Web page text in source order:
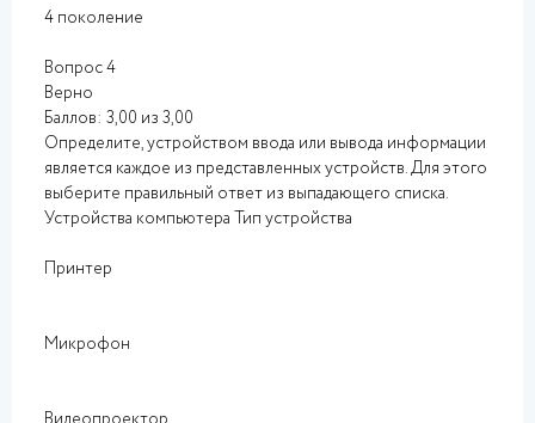
4 поколение
Вопрос 4
Верно
Баллов: 3,00 из 3,00
Определите, устройством ввода или вывода информации
является каждое из представленных устройств. Для этого
выберите правильный ответ из выпадающего списка.
Устройства компьютера Тип устройства
Принтер
Микрофон